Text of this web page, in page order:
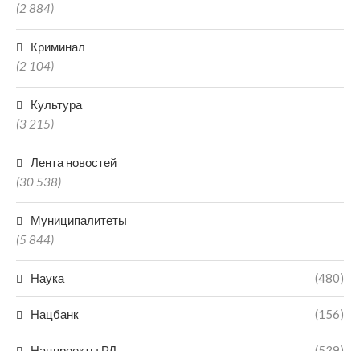
(2 884)
Криминал
(2 104)
Культура
(3 215)
Лента новостей
(30 538)
Муниципалитеты
(5 844)
Наука (480)
Нацбанк (156)